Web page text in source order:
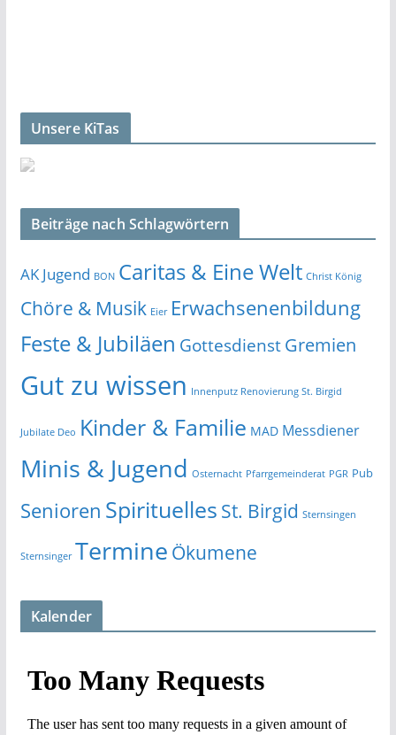
Unsere KiTas
Beiträge nach Schlagwörtern
AK Jugend BON Caritas & Eine Welt Christ König
Chöre & Musik Eier Erwachsenenbildung
Feste & Jubiläen GottesdienstGremien
Gut zu wissen Innenputz Renovierung St. Birgid
Jubilate Deo Kinder & Familie MAD Messdiener
Minis & Jugend Osternacht Pfarrgemeinderat PGR Pub
Senioren Spirituelles St. Birgid Sternsingen
Sternsinger Termine Ökumene
Kalender